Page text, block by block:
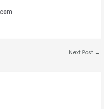
Next Post →